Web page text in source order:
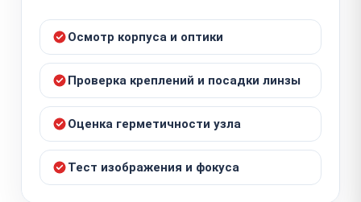
Осмотр корпуса и оптики
Проверка креплений и посадки линзы
Оценка герметичности узла
Тест изображения и фокуса